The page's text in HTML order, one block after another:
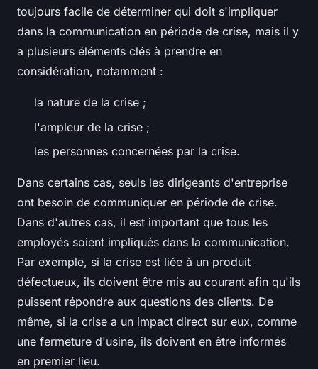
toujours facile de déterminer qui doit s'impliquer
dans la communication en période de crise, mais il y
a plusieurs éléments clés à prendre en
considération, notamment :
la nature de la crise ;
l'ampleur de la crise ;
les personnes concernées par la crise.
Dans certains cas, seuls les dirigeants d'entreprise
ont besoin de communiquer en période de crise.
Dans d'autres cas, il est important que tous les
employés soient impliqués dans la communication.
Par exemple, si la crise est liée à un produit
défectueux, ils doivent être mis au courant afin qu'ils
puissent répondre aux questions des clients. De
même, si la crise a un impact direct sur eux, comme
une fermeture d'usine, ils doivent en être informés
en premier lieu.